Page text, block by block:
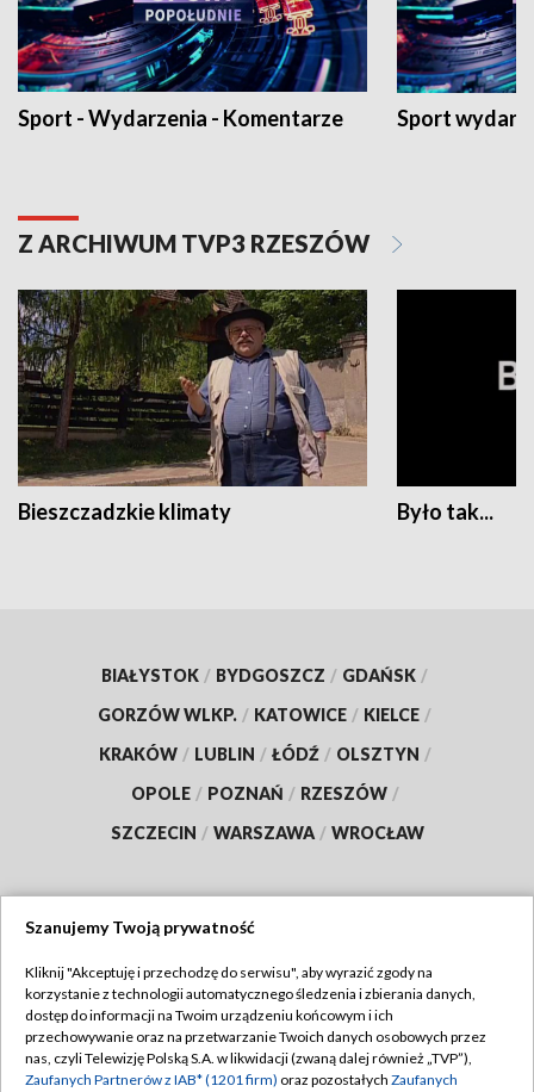
Sport - Wydarzenia - Komentarze Sport
Z ARCHIWUM TVP3 RZESZÓW
Bieszczadzkie klimaty Było tak...
BIAŁYSTOK / BYDGOSZCZ / GDAŃSK /
GORZÓW WLKP. / KATOWICE / KIELCE /
KRAKÓW / LUBLIN / ŁÓDŹ / OLSZTYN /
OPOLE / POZNAŃ / RZESZÓW /
SZCZECIN / WARSZAWA / WROCŁAW
TVP
Abonament TVP
Emisja w TVP
Regulamin TVP
Polityka prywatności
Szanujemy Twoją prywatność
Kliknij "Akceptuję i przechodzę do serwisu", aby wyrazić zgody na
korzystanie z technologii automatycznego śledzenia i zbierania danych,
dostęp do informacji na Twoim urządzeniu końcowym i ich
przechowywanie oraz na przetwarzanie Twoich danych osobowych przez
nas, czyli Telewizję Polską S.A. w likwidacji (zwaną dalej również „TVP”),
Zaufanych Partnerów z IAB* (1201 firm) oraz pozostałych Zaufanych